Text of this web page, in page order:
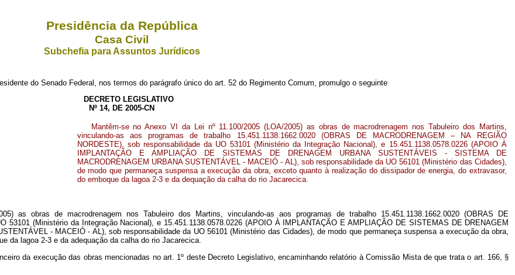
Presidência da República
Casa Civil
Subchefia para Assuntos Jurídicos
do Senado Federal, nos termos do parágrafo único do art. 52 do Regimento Comum, promulgo o seguinte
DECRETO LEGISLATIVO
Nº 14, DE 2005-CN
Mantêm-se no Anexo VI da Lei nº 11.100/2005 (LOA/2005) as obras de macrodrenagem nos Tabuleiro dos Martins,
vinculando-as aos programas de trabalho 15.451.1138.1662.0020 (OBRAS DE MACRODRENAGEM – NA REGIÃO
NORDESTE), sob responsabilidade da UO 53101 (Ministério da Integração Nacional), e 15.451.1138.0578.0226 (APOIO À
IMPLANTAÇÃO E AMPLIAÇÃO DE SISTEMAS DE DRENAGEM URBANA SUSTENTÁVEIS - SISTEMA DE
MACRODRENAGEM URBANA SUSTENTÁVEL - MACEIÓ - AL), sob responsabilidade da UO 56101 (Ministério das Cidades),
de modo que permaneça suspensa a execução da obra, exceto quanto à realização do dissipador de energia, do extravasor,
do emboque da lagoa 2-3 e da dequação da calha do rio Jacarecica.
as obras de macrodrenagem nos Tabuleiro dos Martins, vinculando-as aos programas de trabalho 15.451.1138.1662.0020 (OBRAS DE
53101 (Ministério da Integração Nacional), e 15.451.1138.0578.0226 (APOIO À IMPLANTAÇÃO E AMPLIAÇÃO DE SISTEMAS DE DRENAGEM
- MACEIÓ - AL), sob responsabilidade da UO 56101 (Ministério das Cidades), de modo que permaneça suspensa a execução da obra,
da lagoa 2-3 e da adequação da calha do rio Jacarecica.
da execução das obras mencionadas no art. 1º deste Decreto Legislativo, encaminhando relatório à Comissão Mista de que trata o art. 166, §